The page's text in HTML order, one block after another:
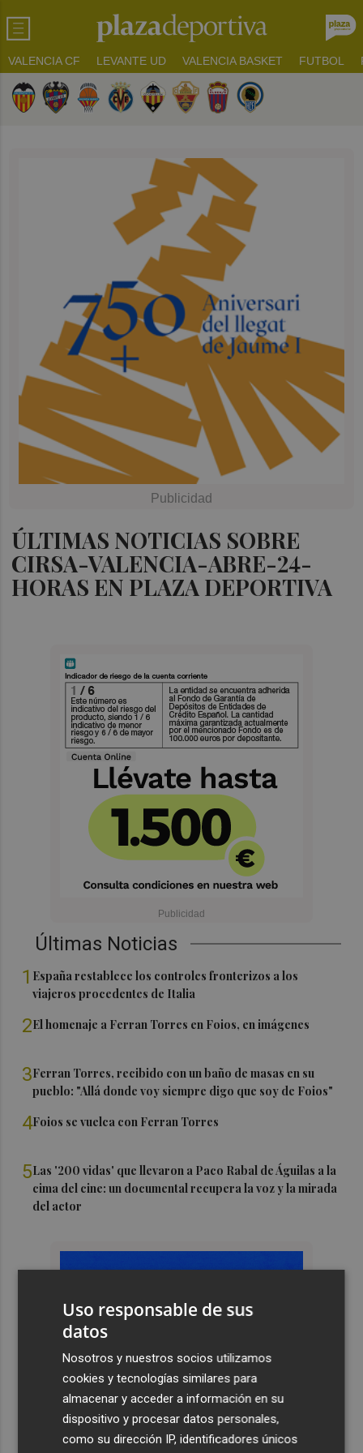
VALENCIA CF LEVANTE UD VALENCIA BASKET FUTBOL
ÚLTIMAS NOTICIAS SOBRE
CIRSA-VALENCIA-ABRE-24-
HORAS EN PLAZA DEPORTIVA
Últimas Noticias
1 España restablece los controles fronterizos a los
viajeros procedentes de Italia
2El homenaje a Ferran Torres en Foios, en imágenes
3Ferran Torres, recibido con un baño de masas en su
pueblo: "Allá donde voy siempre digo que soy de Foios"
4Foios se vuelca con Ferran Torres
5Las '200 vidas' que llevaron a Paco Rabal de Águilas a la
cima del cine: un documental recupera la voz y la mirada
del actor
Uso responsable de sus
datos
Nosotros y nuestros socios utilizamos
cookies y tecnologías similares para
almacenar y acceder a información en su
dispositivo y procesar datos personales,
como su dirección IP, identificadores únicos